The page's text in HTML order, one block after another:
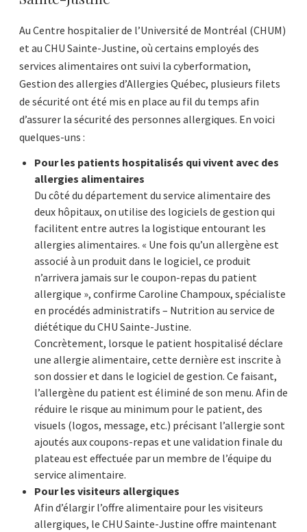
Au Centre hospitalier de l’Université de Montréal (CHUM)
et au CHU Sainte-Justine, où certains employés des
services alimentaires ont suivi la cyberformation,
Gestion des allergies d’Allergies Québec, plusieurs filets
de sécurité ont été mis en place au fil du temps afin
d’assurer la sécurité des personnes allergiques. En voici
quelques-uns :
Pour les patients hospitalisés qui vivent avec des
allergies alimentaires
Du côté du département du service alimentaire des
deux hôpitaux, on utilise des logiciels de gestion qui
facilitent entre autres la logistique entourant les
allergies alimentaires. « Une fois qu’un allergène est
associé à un produit dans le logiciel, ce produit
n’arrivera jamais sur le coupon-repas du patient
allergique », confirme Caroline Champoux, spécialiste
en procédés administratifs – Nutrition au service de
diététique du CHU Sainte-Justine.
Concrètement, lorsque le patient hospitalisé déclare
une allergie alimentaire, cette dernière est inscrite à
son dossier et dans le logiciel de gestion. Ce faisant,
l’allergène du patient est éliminé de son menu. Afin de
réduire le risque au minimum pour le patient, des
visuels (logos, message, etc.) précisant l’allergie sont
ajoutés aux coupons-repas et une validation finale du
plateau est effectuée par un membre de l’équipe du
service alimentaire.
Pour les visiteurs allergiques
Afin d’élargir l’offre alimentaire pour les visiteurs
allergiques, le CHU Sainte-Justine offre maintenant